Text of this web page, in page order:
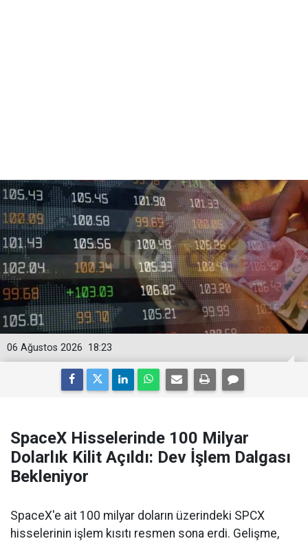
18:23
06 Ağustos 2026
SpaceX Hisselerinde 100 Milyar
Dolarlık Kilit Açıldı: Dev İşlem Dalgası
Bekleniyor
SpaceX'e ait 100 milyar doların üzerindeki SPCX
hisselerinin işlem kısıtı resmen sona erdi. Gelişme,